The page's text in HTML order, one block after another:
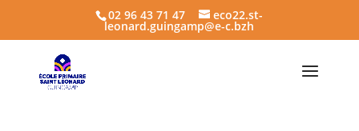
02 96 43 71 47 eco22.st-
leonard.guingamp@e-c.bzh